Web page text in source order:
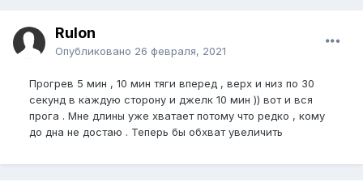
Rulon
Опубликовано 26 февраля, 2021
Прогрев 5 мин , 10 мин тяги вперед , верх и низ по 30
секунд в каждую сторону и джелк 10 мин )) вот и вся
прога . Мне длины уже хватает потому что редко , кому
до дна не достаю . Теперь бы обхват увеличить